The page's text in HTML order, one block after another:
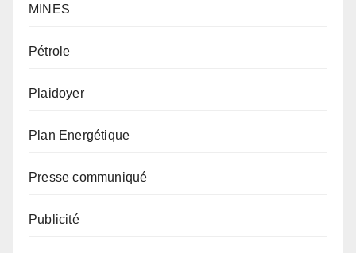
MINES
Pétrole
Plaidoyer
Plan Energétique
Presse communiqué
Publicité